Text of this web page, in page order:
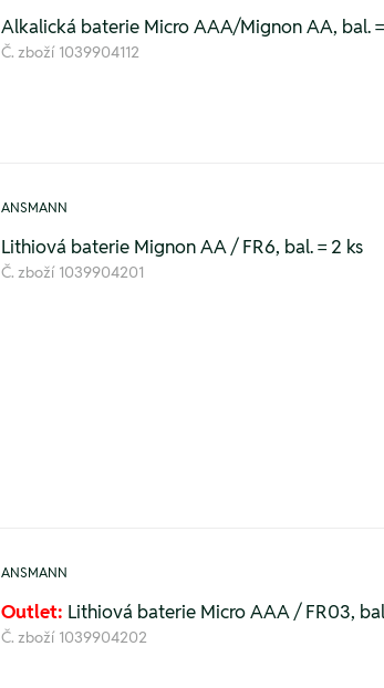
Alkalická baterie Micro AAA/Mignon AA, bal.
Č. zboží 1039904112
ANSMANN
Lithiová baterie Mignon AA / FR6, bal. = 2 ks
Č. zboží 1039904201
ANSMANN
Outlet: Lithiová baterie Micro AAA / FR03,
Č. zboží 1039904202